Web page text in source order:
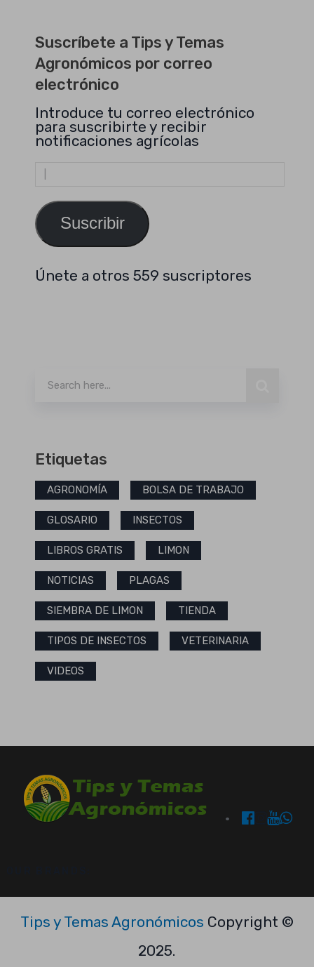
Suscríbete a Tips y Temas
Agronómicos por correo
electrónico
Introduce tu correo electrónico
para suscribirte y recibir
notificaciones agrícolas
Dirección
de
Suscribir
Únete a otros 559 suscriptores
Etiquetas
AGRONOMÍA BOLSA DE TRABAJO
GLOSARIO INSECTOS
LIBROS GRATIS LIMON
NOTICIAS PLAGAS
SIEMBRA DE LIMON TIENDA
TIPOS DE INSECTOS VETERINARIA
VIDEOS
Tips y Temas Agronómicos Copyright ©
2025.